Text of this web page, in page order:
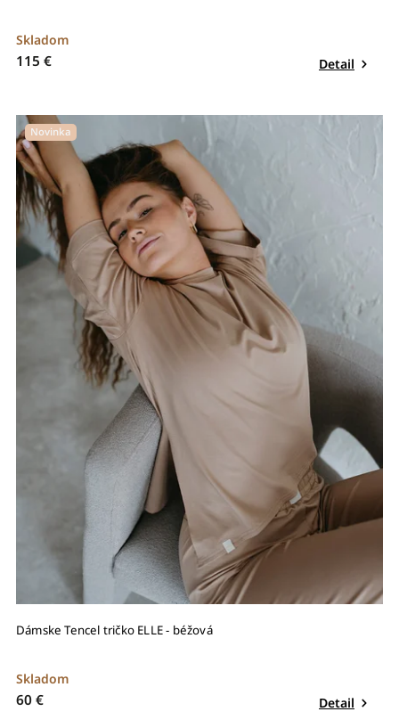
Skladom
115 € Detail
Novinka
Dámske Tencel tričko ELLE - béžová
Skladom
60 € Detail